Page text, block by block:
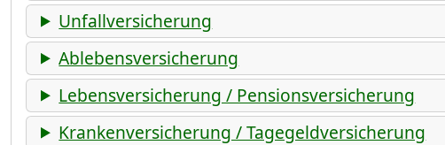
Unfallversicherung
Ablebensversicherung
Lebensversicherung / Pensionsversicherung
Krankenversicherung / Tagegeldversicherung